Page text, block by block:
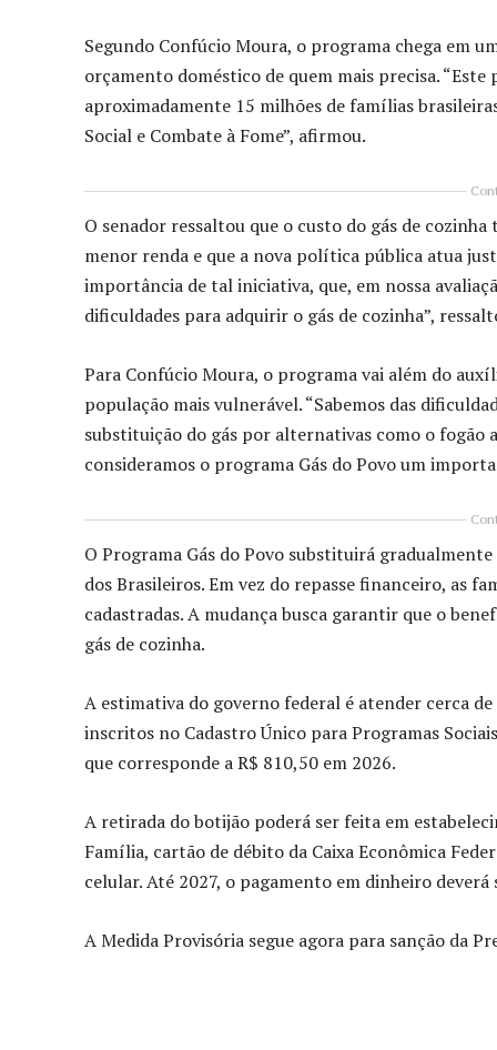
Segundo Confúcio Moura, o programa chega em
orçamento doméstico de quem mais precisa.
aproximadamente 15 milhões de famílias
Social e Combate à Fome”, afirmou.
O senador ressaltou que o custo do gás de
menor renda e que a nova política pública atua
importância de tal iniciativa, que, em nossa
dificuldades para adquirir o gás de cozinha”,
Para Confúcio Moura, o programa vai além do
população mais vulnerável. “Sabemos das
substituição do gás por alternativas como o fogão
consideramos o programa Gás do Povo um
O Programa Gás do Povo substituirá
dos Brasileiros. Em vez do repasse financeiro, as
cadastradas. A mudança busca garantir que o
gás de cozinha.
A estimativa do governo federal é atender cerca
inscritos no Cadastro Único para Programas
que corresponde a R$ 810,50 em 2026.
A retirada do botijão poderá ser feita em
Família, cartão de débito da Caixa Econômica
celular. Até 2027, o pagamento em dinheiro
A Medida Provisória segue agora para sanção da